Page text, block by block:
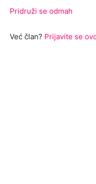
Pridruži se odmah
Već član? Prijavite se